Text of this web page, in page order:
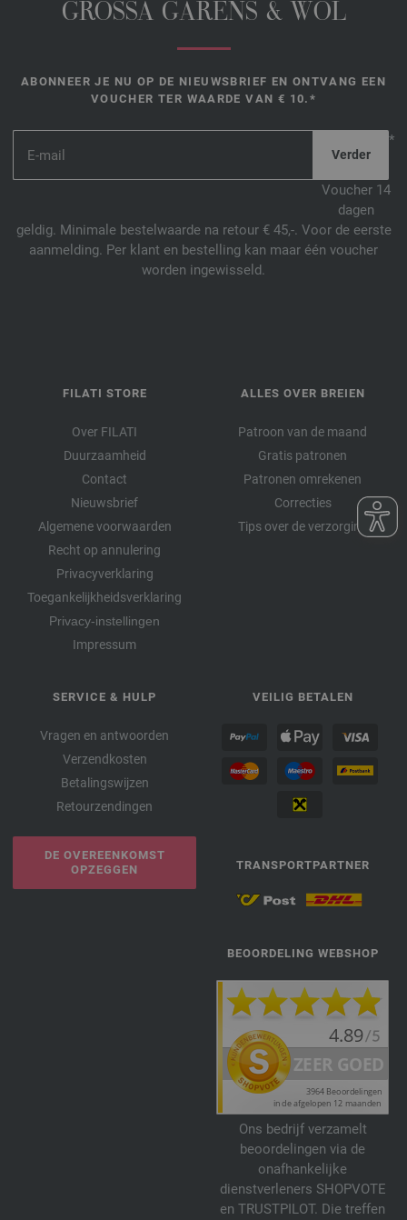
GROSSA GARENS & WOL
ABONNEER JE NU OP DE NIEUWSBRIEF EN ONTVANG EEN
VOUCHER TER WAARDE VAN € 10.*
*
Voucher 14
dagen
geldig. Minimale bestelwaarde na retour € 45,-. Voor de eerste
aanmelding. Per klant en bestelling kan maar één voucher
worden ingewisseld.
FILATI STORE
Over FILATI
Duurzaamheid
Contact
Nieuwsbrief
Algemene voorwaarden
Recht op annulering
Privacyverklaring
Toegankelijkheidsverklaring
Privacy-instellingen
Impressum
ALLES OVER BREIEN
Patroon van de maand
Gratis patronen
Patronen omrekenen
Correcties
Tips over de verzorging
SERVICE & HULP
Vragen en antwoorden
Verzendkosten
Betalingswijzen
Retourzendingen
DE OVEREENKOMST
OPZEGGEN
VEILIG BETALEN
TRANSPORTPARTNER
BEOORDELING WEBSHOP
Ons bedrijf verzamelt
beoordelingen via de
onafhankelijke
dienstverleners SHOPVOTE
en TRUSTPILOT. Die treffen